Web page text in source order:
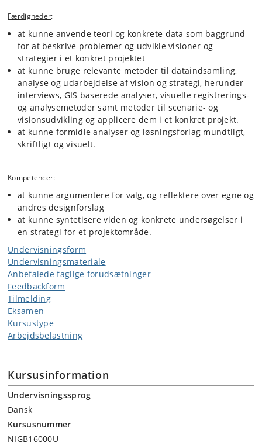
Færdigheder:
at kunne anvende teori og konkrete data som baggrund
for at beskrive problemer og udvikle visioner og
strategier i et konkret projektet
at kunne bruge relevante metoder til dataindsamling,
analyse og udarbejdelse af vision og strategi, herunder
interviews, GIS baserede analyser, visuelle registrerings-
og analysemetoder samt metoder til scenarie- og
visionsudvikling og applicere dem i et konkret projekt.
at kunne formidle analyser og løsningsforlag mundtligt,
skriftligt og visuelt.
Kompetencer:
at kunne argumentere for valg, og reflektere over egne og
andres designforslag
at kunne syntetisere viden og konkrete undersøgelser i
en strategi for et projektområde.
Undervisningsform
Undervisningsmateriale
Anbefalede faglige forudsætninger
Feedbackform
Tilmelding
Eksamen
Kursustype
Arbejdsbelastning
Kursusinformation
Undervisningssprog
Dansk
Kursusnummer
NIGB16000U